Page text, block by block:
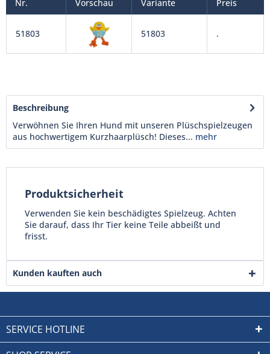
Nr.
Vorschau Variante Preis
51803 51803 .
Beschreibung
Verwöhnen Sie Ihren Hund mit unseren Plüschspielzeugen
aus hochwertigem Kurzhaarplüsch! Dieses... mehr
Produktsicherheit
Verwenden Sie kein beschädigtes Spielzeug. Achten
Sie darauf, dass Ihr Tier keine Teile abbeißt und
frisst.
Kunden kauften auch
SERVICE HOTLINE